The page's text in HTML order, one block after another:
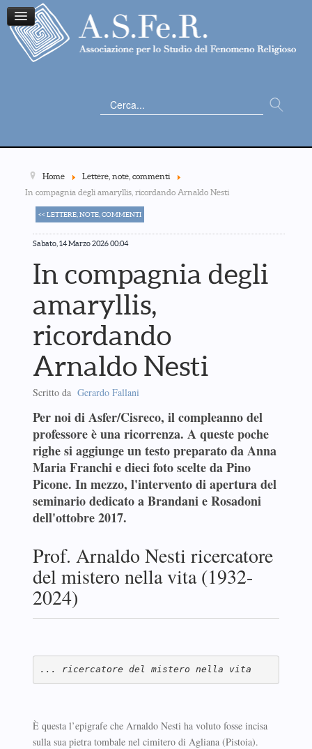
Cerca...
Home
Lettere, note, commenti
In compagnia degli amaryllis, ricordando Arnaldo Nesti
<< LETTERE, NOTE, COMMENTI
Sabato, 14 Marzo 2026 00:04
In compagnia degli
amaryllis,
ricordando
Arnaldo Nesti
Scritto da Gerardo Fallani
Per noi di Asfer/Cisreco, il compleanno del
professore è una ricorrenza. A queste poche
righe si aggiunge un testo preparato da Anna
Maria Franchi e dieci foto scelte da Pino
Picone. In mezzo, l'intervento di apertura del
seminario dedicato a Brandani e Rosadoni
dell'ottobre 2017.
Prof. Arnaldo Nesti ricercatore
del mistero nella vita (1932-
2024)
... ricercatore del mistero nella vita
È questa l’epigrafe che Arnaldo Nesti ha voluto fosse incisa
sulla sua pietra tombale nel cimitero di Agliana (Pistoia).